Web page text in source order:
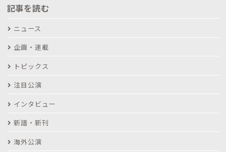
記事を読む
ニュース
企画・連載
トピックス
注目公演
インタビュー
新譜・新刊
海外公演